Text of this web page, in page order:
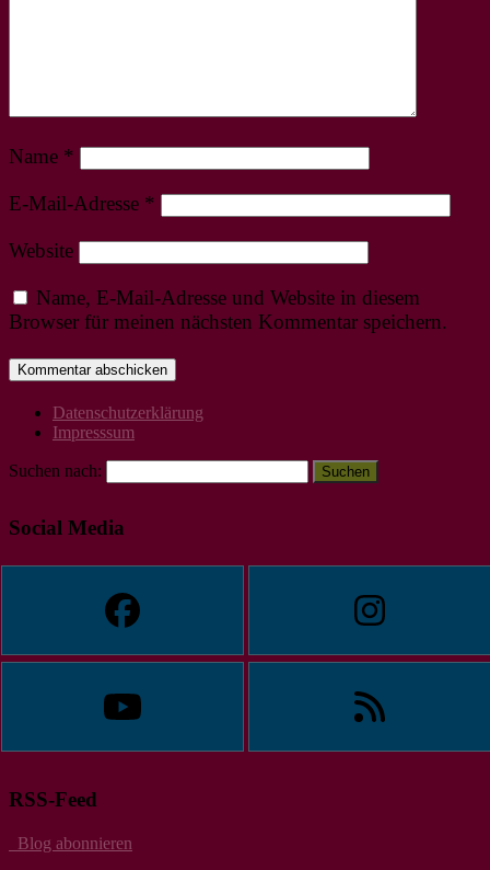
Name *
E-Mail-Adresse *
Website
Name, E-Mail-Adresse und Website in diesem
Browser für meinen nächsten Kommentar speichern.
Datenschutzerklärung
Impresssum
Suchen nach:
Social Media
RSS-Feed
Blog abonnieren